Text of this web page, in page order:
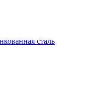
сталь